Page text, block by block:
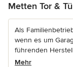
Metten Tor &
Als
wenn es um
führenden
Mehr